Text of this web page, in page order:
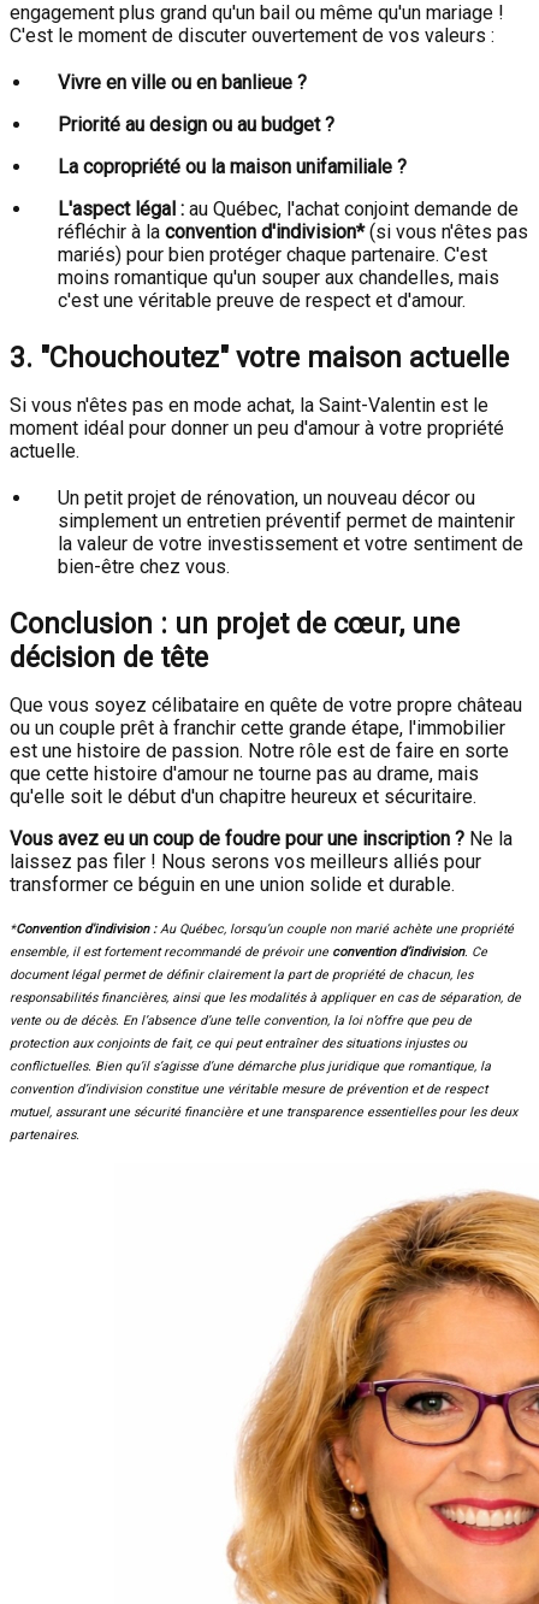
engagement plus grand qu'un bail ou même qu'un mariage !
C'est le moment de discuter ouvertement de vos valeurs :
Vivre en ville ou en banlieue ?
Priorité au design ou au budget ?
La copropriété ou la maison unifamiliale ?
L'aspect légal : au Québec, l'achat conjoint demande de
réfléchir à la convention d'indivision*(si vous n'êtes pas
mariés) pour bien protéger chaque partenaire. C'est
moins romantique qu'un souper aux chandelles, mais
c'est une véritable preuve de respect et d'amour.
3. "Chouchoutez" votre maison actuelle
Si vous n'êtes pas en mode achat, la Saint-Valentin est le
moment idéal pour donner un peu d'amour à votre propriété
actuelle.
Un petit projet de rénovation, un nouveau décor ou
simplement un entretien préventif permet de maintenir
la valeur de votre investissement et votre sentiment de
bien-être chez vous.
Conclusion : un projet de cœur, une
décision de tête
Que vous soyez célibataire en quête de votre propre château
ou un couple prêt à franchir cette grande étape, l'immobilier
est une histoire de passion. Notre rôle est de faire en sorte
que cette histoire d'amour ne tourne pas au drame, mais
qu'elle soit le début d'un chapitre heureux et sécuritaire.
Vous avez eu un coup de foudre pour une inscription ? Ne la
laissez pas filer ! Nous serons vos meilleurs alliés pour
transformer ce béguin en une union solide et durable.
*Convention d'indivision :Au Québec, lorsqu’un couple non marié achète une propriété
ensemble, il est fortement recommandé de prévoir une convention d’indivision. Ce
document légal permet de définir clairement la part de propriété de chacun, les
responsabilités financières, ainsi que les modalités à appliquer en cas de séparation, de
vente ou de décès. En l’absence d’une telle convention, la loi n’offre que peu de
protection aux conjoints de fait, ce qui peut entraîner des situations injustes ou
conflictuelles. Bien qu’il s’agisse d’une démarche plus juridique que romantique, la
convention d’indivision constitue une véritable mesure de prévention et de respect
mutuel, assurant une sécurité financière et une transparence essentielles pour les deux
partenaires.